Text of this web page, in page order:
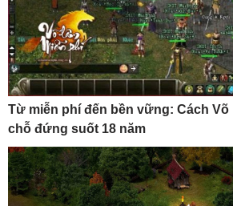
Từ miễn phí đến bền vững: Cách Võ
chỗ đứng suốt 18 năm